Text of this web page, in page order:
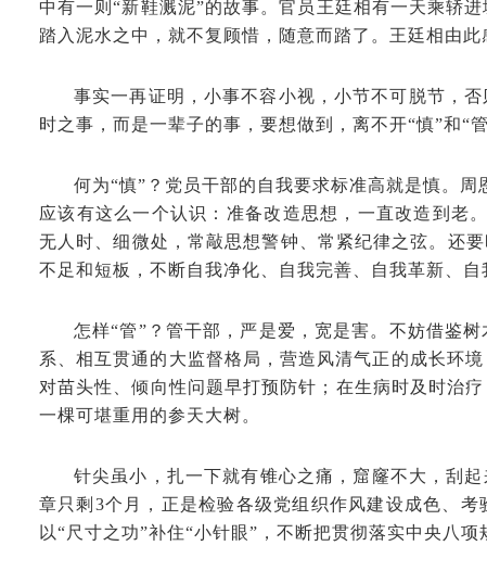
中有一则“新鞋溅泥”的故事。官员王廷相有一天乘轿
踏入泥水之中，就不复顾惜，随意而踏了。王廷相由
事实一再证明，小事不容小视，小节不可脱节，
时之事，而是一辈子的事，要想做到，离不开“慎”和“管
何为“慎”？党员干部的自我要求标准高就是慎。
应该有这么一个认识：准备改造思想，一直改造到老
无人时、细微处，常敲思想警钟、常紧纪律之弦。还
不足和短板，不断自我净化、自我完善、自我革新、自
怎样“管”？管干部，严是爱，宽是害。不妨借鉴
系、相互贯通的大监督格局，营造风清气正的成长环
对苗头性、倾向性问题早打预防针；在生病时及时治
一棵可堪重用的参天大树。
针尖虽小，扎一下就有锥心之痛，窟窿不大，刮
章只剩3个月，正是检验各级党组织作风建设成色、
以“尺寸之功”补住“小针眼”，不断把贯彻落实中央八